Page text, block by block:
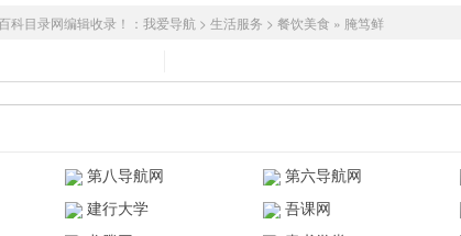
科目录网编辑收录！： 我爱导航 > 生活服务 > 餐饮美食 » 腌笃鲜
第八导航网 第六导航网
建行大学 吾课网